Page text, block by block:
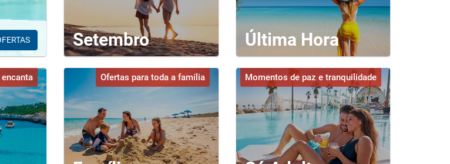
Setembro Última Hora
Ofertas para toda a família Momentos de paz e tranquilidade